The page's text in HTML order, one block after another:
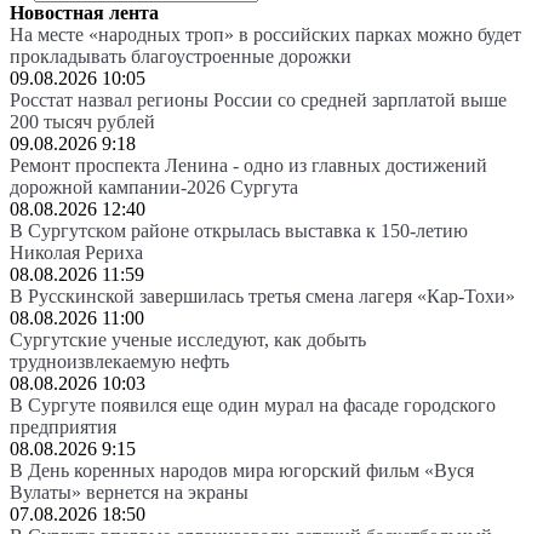
Новостная лента
На месте «народных троп» в российских парках можно будет
прокладывать благоустроенные дорожки
09.08.2026 10:05
Росстат назвал регионы России со средней зарплатой выше
200 тысяч рублей
09.08.2026 9:18
Ремонт проспекта Ленина - одно из главных достижений
дорожной кампании-2026 Сургута
08.08.2026 12:40
В Сургутском районе открылась выставка к 150-летию
Николая Рериха
08.08.2026 11:59
В Русскинской завершилась третья смена лагеря «Кар-Тохи»
08.08.2026 11:00
Сургутские ученые исследуют, как добыть
трудноизвлекаемую нефть
08.08.2026 10:03
В Сургуте появился еще один мурал на фасаде городского
предприятия
08.08.2026 9:15
В День коренных народов мира югорский фильм «Вуся
Вулаты» вернется на экраны
07.08.2026 18:50